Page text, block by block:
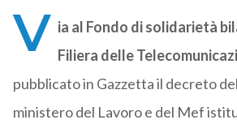
V ia al Fondo di solidarietà
Filiera delle
pubblicato in Gazzetta il decreto
ministero del Lavoro e del Mef